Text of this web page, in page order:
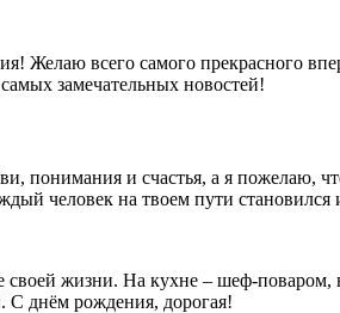
всего самого прекрасного
замечательных новостей!
понимания и счастья, а я пожелаю,
человек на твоем пути
жизни. На кухне – шеф-поваром,
С днём рождения, дорогая!